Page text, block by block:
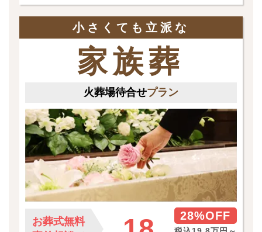
小さくても立派な
家族葬
火葬場待合せプラン
お葬式無料
28%OFF